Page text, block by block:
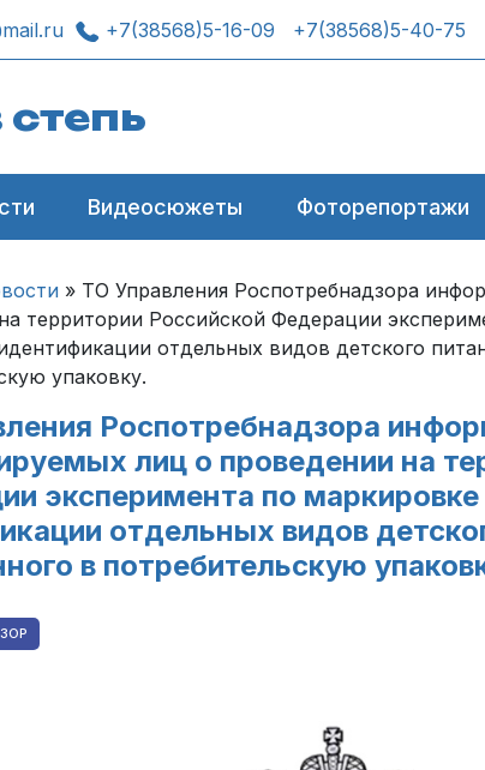
+7(38568)5-16-09 +7(38568)5-40-75
степь
Видеосюжеты Фоторепортажи
» ТО Управления Роспотребнадзора
территории Российской Федерации
отдельных видов детского
упаковку.
Роспотребнадзора
лиц о проведении на
эксперимента по
отдельных видов
в потребительскую